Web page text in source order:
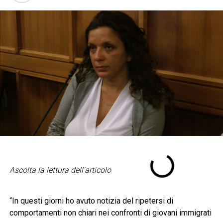
Ascolta la lettura dell'articolo
“In questi giorni ho avuto notizia del ripetersi di
comportamenti non chiari nei confronti di giovani immigrati